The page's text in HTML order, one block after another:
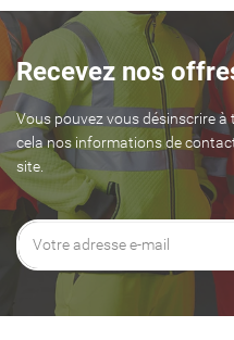
Recevez nos
Vous pouvez vous désinscrire
cela nos informations de
site.